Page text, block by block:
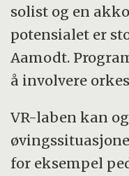
solist og en
potensialet er
Aamodt.
å involvere
VR-laben kan
for eksempel